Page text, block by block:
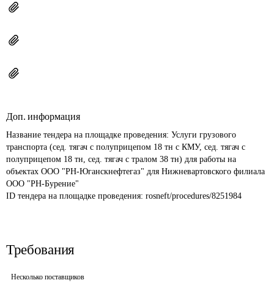
Доп. информация
Название тендера на площадке проведения: Услуги грузового
транспорта (сед. тягач с полуприцепом 18 тн с КМУ, сед. тягач с
полуприцепом 18 тн, сед. тягач с тралом 38 тн) для работы на
объектах ООО "РН-Юганскнефтегаз" для Нижневартовского филиала
ООО "РН-Бурение"
ID тендера на площадке проведения: rosneft/procedures/8251984
Требования
Несколько поставщиков